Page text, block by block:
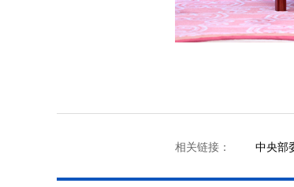
相关链接： 中央部